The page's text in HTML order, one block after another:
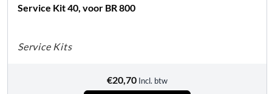
Service Kit 40, voor BR 800
Service Kits
€20,70 Incl. btw